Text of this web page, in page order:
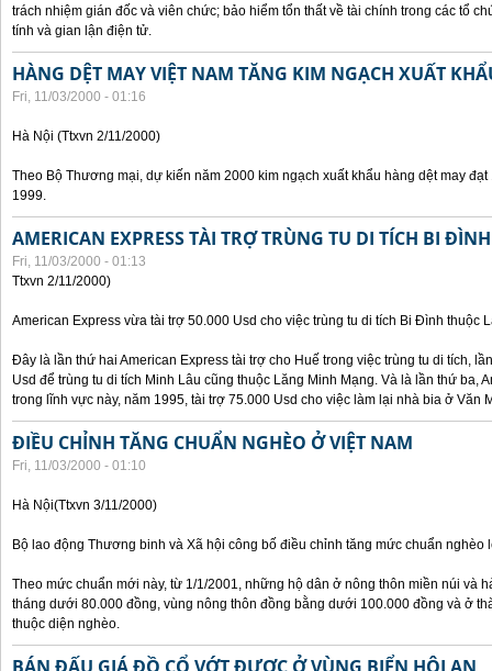
trách nhiệm gián đốc và viên chức; bảo hiểm tổn thất về tài chính trong các tổ
tính và gian lận điện tử.
HÀNG DỆT MAY VIỆT NAM TĂNG KIM NGẠCH XUẤT
Fri, 11/03/2000 - 01:16
Hà Nội (Ttxvn 2/11/2000)
Theo Bộ Thương mại, dự kiến năm 2000 kim ngạch xuất khẩu hàng dệt may
1999.
AMERICAN EXPRESS TÀI TRỢ TRÙNG TU DI TÍCH BI ĐÌNH
Fri, 11/03/2000 - 01:13
Ttxvn 2/11/2000)
American Express vừa tài trợ 50.000 Usd cho việc trùng tu di tích Bi Đình thuộc
Đây là lần thứ hai American Express tài trợ cho Huế trong việc trùng tu di tích,
Usd để trùng tu di tích Minh Lâu cũng thuộc Lăng Minh Mạng. Và là lần thứ ba,
trong lĩnh vực này, năm 1995, tài trợ 75.000 Usd cho việc làm lại nhà bia ở Văn
ĐIỀU CHỈNH TĂNG CHUẨN NGHÈO Ở VIỆT NAM
Fri, 11/03/2000 - 01:10
Hà Nội(Ttxvn 3/11/2000)
Bộ lao động Thương binh và Xã hội công bố điều chỉnh tăng mức chuẩn nghèo
Theo mức chuẩn mới này, từ 1/1/2001, những hộ dân ở nông thôn miền núi và
tháng dưới 80.000 đồng, vùng nông thôn đồng bằng dưới 100.000 đồng và ở
thuộc diện nghèo.